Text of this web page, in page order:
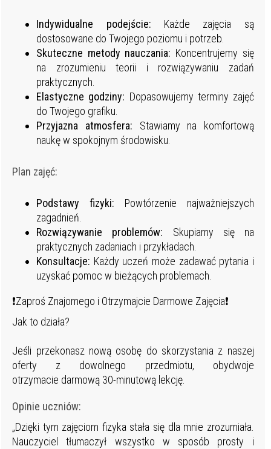
Indywidualne podejście: Każde zajęcia są
dostosowane do Twojego poziomu i potrzeb.
Skuteczne metody nauczania: Koncentrujemy się
na zrozumieniu teorii i rozwiązywaniu zadań
praktycznych.
Elastyczne godziny: Dopasowujemy terminy zajęć
do Twojego grafiku.
Przyjazna atmosfera: Stawiamy na komfortową
naukę w spokojnym środowisku.
Plan zajęć:
Podstawy fizyki: Powtórzenie najważniejszych
zagadnień.
Rozwiązywanie problemów: Skupiamy się na
praktycznych zadaniach i przykładach.
Konsultacje: Każdy uczeń może zadawać pytania i
uzyskać pomoc w bieżących problemach.
❗Zaproś Znajomego i Otrzymajcie Darmowe Zajęcia❗
Jak to działa?
Jeśli przekonasz nową osobę do skorzystania z naszej
oferty z dowolnego przedmiotu, obydwoje
otrzymacie darmową 30-minutową lekcję.
Opinie uczniów:
„Dzięki tym zajęciom fizyka stała się dla mnie zrozumiała.
Nauczyciel tłumaczył wszystko w sposób prosty i